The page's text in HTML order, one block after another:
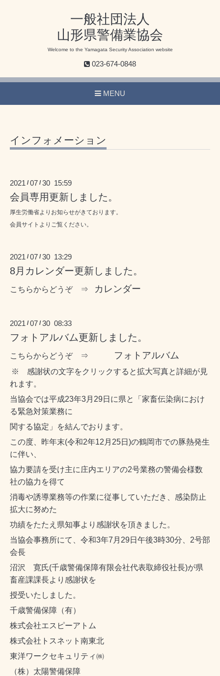
一般社団法人
山形県警備業協会
Welcome to the Yamagata Security Association website
023-674-0848
MENU
インフォメーション
2021 /07 /30 15:59
会員専用更新しました。
厚生労働省よりお知らせがきております。
会員サイトよりご覧ください。
2021 /07 /30 13:29
8月カレンダー更新しました。
こちらからどうぞ ⇒ カレンダー
2021 /07 /30 08:33
フォトアルバム更新しました。
こちらからどうぞ ⇒ フォトアルバム
※ 感謝状の文字をクリックすると拡大写真と詳細が見
れます。
当協会では平成23年3月29日に県と「家畜伝染病におけ
る緊急対策業務に
関する協定」を結んでおります。
この度、昨年末(令和2年12月25日)の鶴岡市での豚熱発生
に伴い、
協力要請を受け主に庄内エリアの2号業務の警備会様数
社の協力を得て
消毒や誘導業務等の作業に従事していただき、感染防止
拡大に努めた
功績をたたえ県知事より感謝状を頂きました。
当協会事務所にて、令和3年7月29日午後3時30分、2号部
会長
沼沢 寛氏(千歳警備保障有限会社代表取締役社長)が県
畜産課課長より感謝状を
授受いたしました。
千歳警備保障（有）
株式会社エスピーアトム
株式会社トスネット南東北
東洋ワークセキュリティ㈱
（株）太陽警備保障